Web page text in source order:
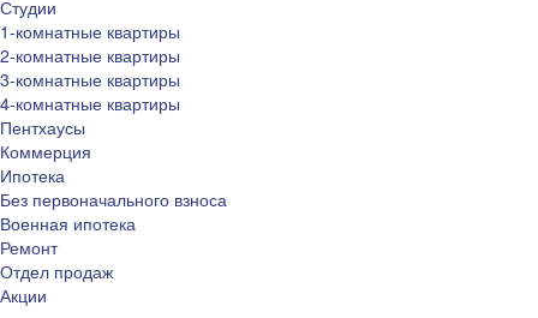
Студии
1-комнатные квартиры
2-комнатные квартиры
3-комнатные квартиры
4-комнатные квартиры
Пентхаусы
Коммерция
Ипотека
Без первоначального взноса
Военная ипотека
Ремонт
Отдел продаж
Акции